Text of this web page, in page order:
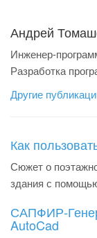
Андрей
Инженер-
Разработка
Другие
Как
Сюжет о
здания с
САПФИР-
AutoCad